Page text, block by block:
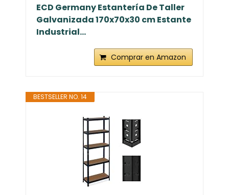
ECD Germany Estantería De Taller
Galvanizada 170x70x30 cm Estante
Industrial...
Comprar en Amazon
BESTSELLER NO. 14